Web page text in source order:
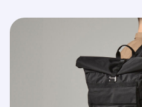
Hobby Artikelen